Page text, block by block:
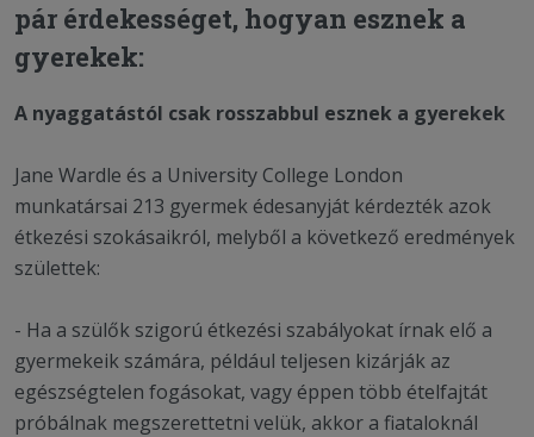
pár érdekességet, hogyan esznek a
gyerekek:
A nyaggatástól csak rosszabbul esznek a gyerekek
Jane Wardle és a University College London
munkatársai 213 gyermek édesanyját kérdezték azok
étkezési szokásaikról, melyből a következő eredmények
születtek:
- Ha a szülők szigorú étkezési szabályokat írnak elő a
gyermekeik számára, például teljesen kizárják az
egészségtelen fogásokat, vagy éppen több ételfajtát
próbálnak megszerettetni velük, akkor a fiataloknál